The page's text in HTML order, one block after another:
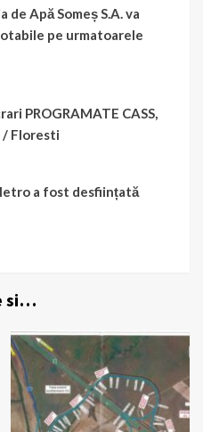
de Apă Someș S.A. va
pe urmatoarele
PROGRAMATE CASS,
/ Floresti
a fost desființată
si…